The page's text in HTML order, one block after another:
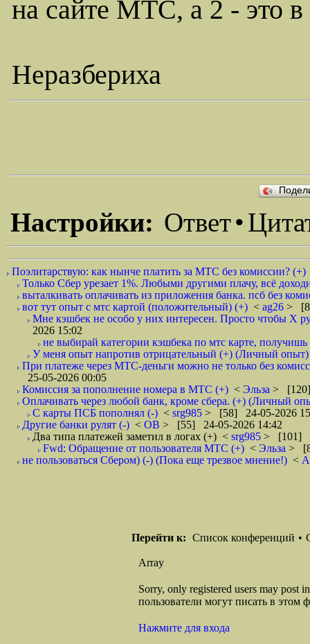
на сайте МТС, а 2 - это
Неразбериха
Настройки: Ответ•
Поэлитарствую: как нынче платить за МТС без комиссии? (+)
Только Сбер урезает 1%. Любыми другими плачу, всё
выталкивать оплачивать из приложения банка. псб без
вот тут опыт с мтс картой (положительный) (+) < ag26 >
Мне кэшбек не особо у них интересен. Просто чтобы Х
2026 15:02
не выбирай категории кэшбека по мтс карте,
У меня опыт напротив отрицательный (+) (Личный опыт)
При платеже через МТС-деньги можно не только без
25-05-2026 00:05
Комиссия за пополнение номера в МТС (+) < Эльза > [120]
Оплачивать через любой банк, кроме сбера. (+) (Личный
С карты ПСБ пополнял (-) < srg985 > [58] 24-05-2026
Другие банки рулят (-) < ОВ > [55] 24-05-2026 14:42
Два типа платежей заметил в логах (+) < srg985 > [101]
Fwd: Обращение от пользователя МТС (+) < Эльза >
не пользоваться Сбером) (-) (Пока еще трезвое мнение!) <
Перейти к: Список конференций •
Array
Sorry, only registered users may post
пользователи могут писать в этом
Нажмите для входа